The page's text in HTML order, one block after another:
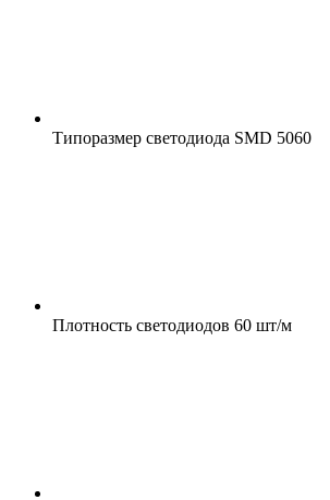
Типоразмер светодиода SMD 5060
Плотность светодиодов 60 шт/м